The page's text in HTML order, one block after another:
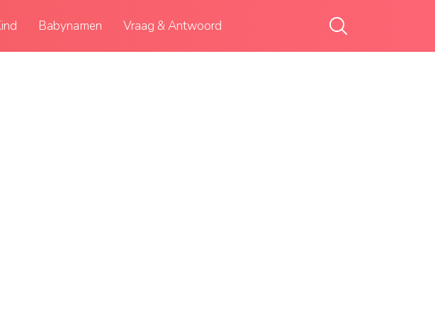
Babynamen Vraag & Antwoord